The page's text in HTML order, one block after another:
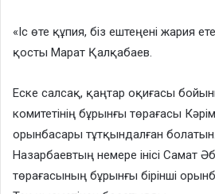
«Іс өте құпия, біз ештеңені жария
қосты Марат Қалқабаев.
Еске салсақ, қаңтар оқиғасы
комитетінің бұрынғы төрағасы
орынбасары тұтқындалған
Назарбаевтың немере інісі Самат
төрағасының бұрынғы бірінші